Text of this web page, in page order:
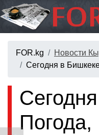
FOR.kg
Новости
Сегодня в
Погода,